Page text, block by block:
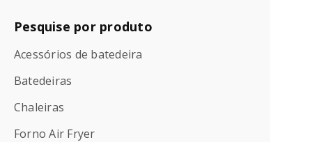
Pesquise por produto
Acessórios de batedeira
Batedeiras
Chaleiras
Forno Air Fryer